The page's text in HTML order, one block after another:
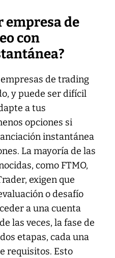
empresa de
con
de trading
y puede ser difícil
a tus
opciones si
instantánea
La mayoría de las
como FTMO,
exigen que
o desafío
a una cuenta
las veces, la fase de
etapas, cada una
requisitos. Esto